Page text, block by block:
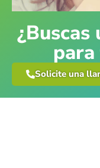
Solicite una